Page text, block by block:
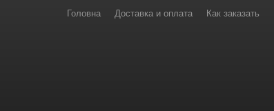
Головна Доставка и оплата Как заказать
Лайф: (063) 527-76-88 МТС: (050) 967-41-33